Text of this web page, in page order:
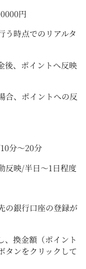
円
う時点でのリアルタ
後、ポイントへ反映
合、ポイントへの反
分～20分
映/半日～1日程度
の銀行口座の登録が
、換金額（ポイント
タンをクリックして